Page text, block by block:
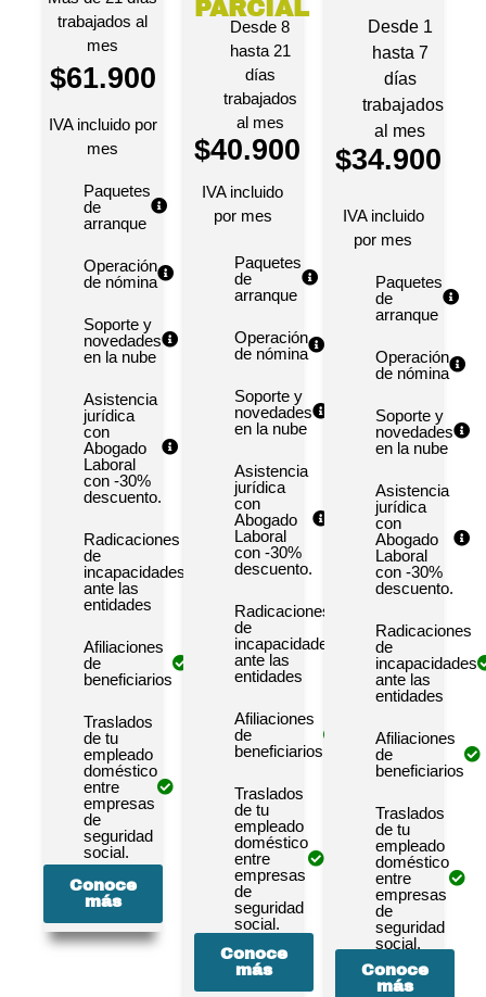
trabajados al
mes
$61.900
IVA incluido por
mes
Paquetes
de
arranque
Operación
de nómina
Soporte y
novedades
en la nube
Asistencia
jurídica
con
Abogado
Laboral
con -30%
descuento.
Radicaciones
de
incapacidades
ante las
entidades
Afiliaciones
de
beneficiarios
Traslados
de tu
empleado
doméstico
entre
empresas
de
seguridad
social.
Conoce
más
PARCIAL
Desde 8
hasta 21
días
trabajados
al mes
$40.900
IVA incluido
por mes
Paquetes
de
arranque
Operación
de nómina
Soporte y
novedades
en la nube
Asistencia
jurídica
con
Abogado
Laboral
con -30%
descuento.
Radicaciones
de
incapacidades
ante las
entidades
Afiliaciones
de
beneficiarios
Traslados
de tu
empleado
doméstico
entre
empresas
de
seguridad
social.
Conoce
más
Desde 1
hasta 7
días
trabajados
al mes
$34.900
IVA incluido
por mes
Paquetes
de
arranque
Operación
de nómina
Soporte y
novedades
en la nube
Asistencia
jurídica
con
Abogado
Laboral
con -30%
descuento.
Radicaciones
de
incapacidades
ante las
entidades
Afiliaciones
de
beneficiarios
Traslados
de tu
empleado
doméstico
entre
empresas
de
seguridad
social.
Conoce
más